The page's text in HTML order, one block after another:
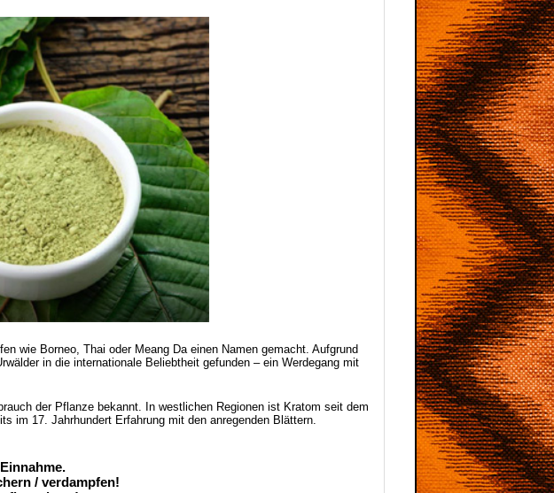
wie Borneo, Thai oder Meang Da einen Namen gemacht. Aufgrund
in die internationale Beliebtheit gefunden – ein Werdegang mit
der Pflanze bekannt. In westlichen Regionen ist Kratom seit dem
im 17. Jahrhundert Erfahrung mit den anregenden Blättern.
/ verdampfen!